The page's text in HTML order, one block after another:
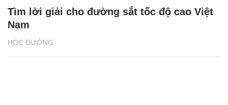
HỌC ĐƯỜNG
Tìm lời giải cho đường sắt tốc độ cao Việt
Nam